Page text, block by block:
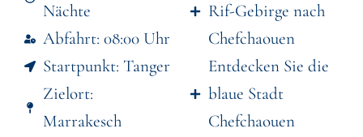
Nächte
Abfahrt: 08:00 Uhr
Startpunkt: Tanger
Zielort:
Marrakesch
Rif-Gebirge nach
Chefchaouen
Entdecken Sie die
blaue Stadt
Chefchaouen